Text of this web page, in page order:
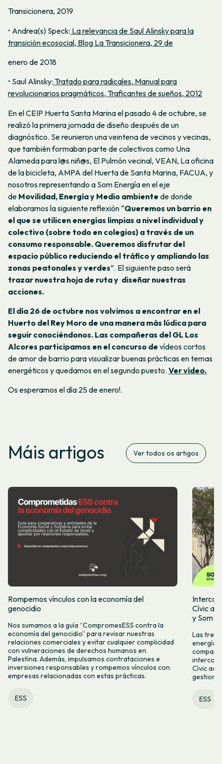
Transicionera, 2019
• Andrea(s) Speck: La relevancia de Saul Alinsky para la
transición ecosocial, Blog La Transicionera, 29 de
enero de 2018
• Saul Alinsky: Tratado para radicales, Manual para
revolucionarios pragmáticos, Traficantes de sueños, 2012
En el CEIP Huerta Santa Marina el pasado 4 de octubre, se
realizó la primera jornada de diseño después de un
diagnóstico. Se reunieron una veintena de vecinos y vecinas,
que también formaban parte de colectivos como Una
Alameda para l@s niñ@s, El Pulmón vecinal, VEAN, La oficina
de la bicicleta, AMPA del Huerta de Santa Marina, FACUA, y
nosotros representando a Som Energía en el eje
de Movilidad, Energía y Medio ambiente de donde
elaboramos la siguiente reflexión “Queremos un barrio en
el que se utilicen energías limpias a nivel individual y
colectivo (sobre todo en colegios) a través de un
consumo responsable. Queremos disfrutar del
espacio público reduciendo el tráfico y ampliando las
zonas peatonales y verdes”. El siguiente paso será
trazar nuestra hoja de ruta y diseñar nuestras
acciones.
El día 26 de octubre nos volvimos a encontrar en el
Huerto del Rey Moro de una manera más lúdica para
seguir conociéndonos. Las compañeras del GL Los
Alcores participamos en el concurso de vídeos cortos
de amor de barrio para visualizar buenas prácticas en temas
energéticos y quedamos en el segundo puesto. Ver vídeo.
Os esperamos el día 25 de enero!.
Máis artigos Ver todos os artigos
Rompemos vínculos con la economía del
genocidio
Nos sumamos a la guía “CompromesESS contra la
economía del genocidio” para revisar nuestras
relaciones comerciales y evitar cualquier complicidad
con vulneraciones de derechos humanos en
Palestina. Además, impulsamos contrataciones e
inversiones responsables y rompemos vínculos con
empresas relacionadas con estas prácticas.
ESS
Cívic
y Som
Las tres
energía,
Cívic
ESS